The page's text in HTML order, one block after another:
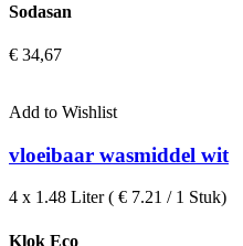
Sodasan
€ 34,67
Add to Wishlist
vloeibaar wasmiddel wit
4 x 1.48 Liter ( € 7.21 / 1 Stuk)
Klok Eco